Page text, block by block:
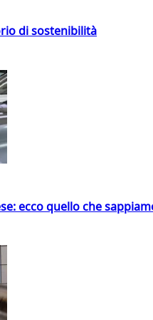
di sostenibilità
ecco quello che